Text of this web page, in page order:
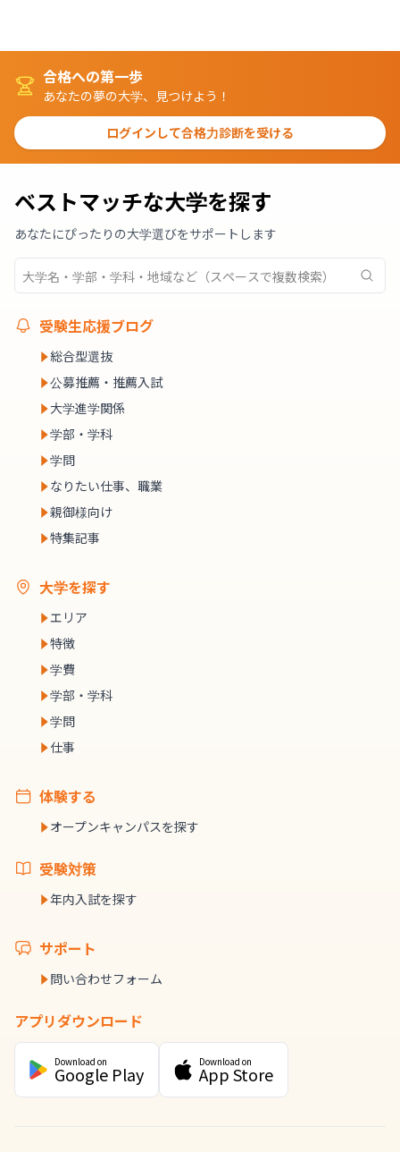
合格への第一歩
あなたの夢の大学、見つけよう！
ログインして合格力診断を受ける
ベストマッチな大学を探す
あなたにぴったりの大学選びをサポートします
受験生応援ブログ
総合型選抜
公募推薦・推薦入試
大学進学関係
学部・学科
学問
なりたい仕事、職業
親御様向け
特集記事
大学を探す
エリア
特徴
学費
学部・学科
学問
仕事
体験する
オープンキャンパスを探す
受験対策
年内入試を探す
サポート
問い合わせフォーム
アプリダウンロード
Download on
Google Play
Download on
App Store